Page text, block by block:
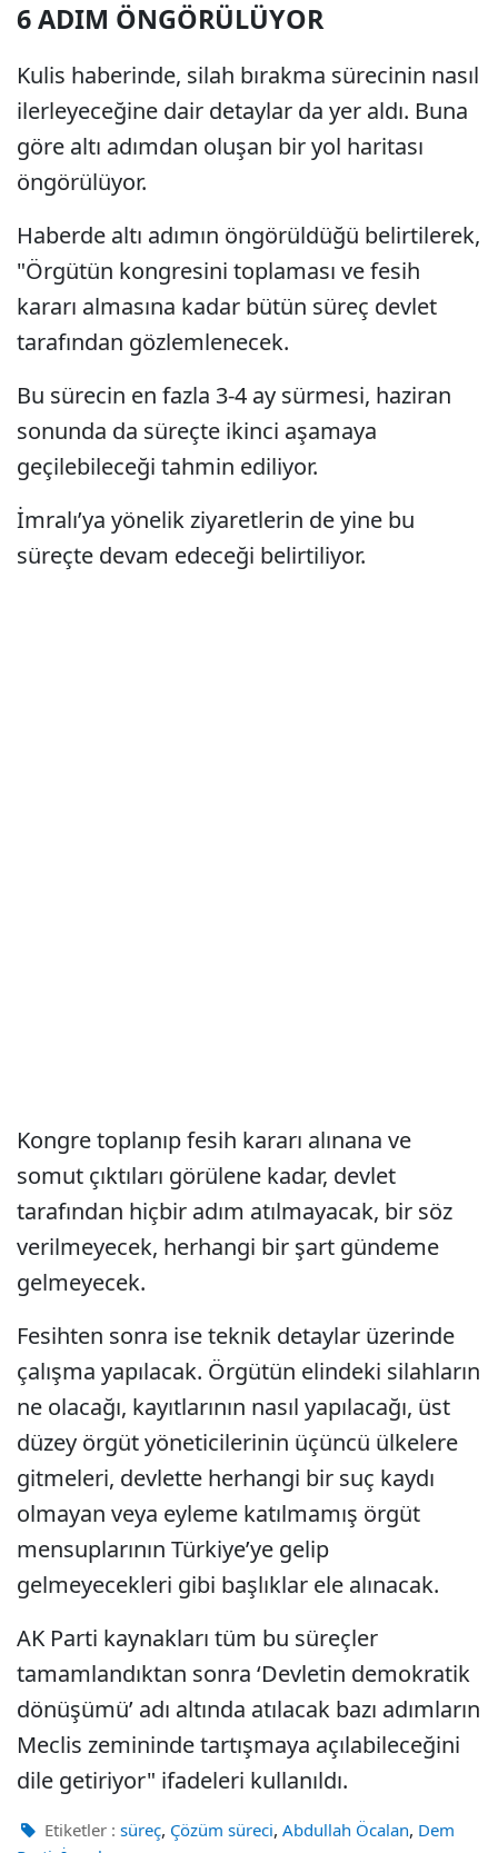
6 ADIM ÖNGÖRÜLÜYOR
Kulis haberinde, silah bırakma sürecinin nasıl
ilerleyeceğine dair detaylar da yer aldı. Buna
göre altı adımdan oluşan bir yol haritası
öngörülüyor.
Haberde altı adımın öngörüldüğü belirtilerek,
"Örgütün kongresini toplaması ve fesih
kararı almasına kadar bütün süreç devlet
tarafından gözlemlenecek.
Bu sürecin en fazla 3-4 ay sürmesi, haziran
sonunda da süreçte ikinci aşamaya
geçilebileceği tahmin ediliyor.
İmralı’ya yönelik ziyaretlerin de yine bu
süreçte devam edeceği belirtiliyor.
Kongre toplanıp fesih kararı alınana ve
somut çıktıları görülene kadar, devlet
tarafından hiçbir adım atılmayacak, bir söz
verilmeyecek, herhangi bir şart gündeme
gelmeyecek.
Fesihten sonra ise teknik detaylar üzerinde
çalışma yapılacak. Örgütün elindeki silahların
ne olacağı, kayıtlarının nasıl yapılacağı, üst
düzey örgüt yöneticilerinin üçüncü ülkelere
gitmeleri, devlette herhangi bir suç kaydı
olmayan veya eyleme katılmamış örgüt
mensuplarının Türkiye’ye gelip
gelmeyecekleri gibi başlıklar ele alınacak.
AK Parti kaynakları tüm bu süreçler
tamamlandıktan sonra ‘Devletin demokratik
dönüşümü’ adı altında atılacak bazı adımların
Meclis zemininde tartışmaya açılabileceğini
dile getiriyor" ifadeleri kullanıldı.
Etiketler : süreç, Çözüm süreci, Abdullah Öcalan, Dem